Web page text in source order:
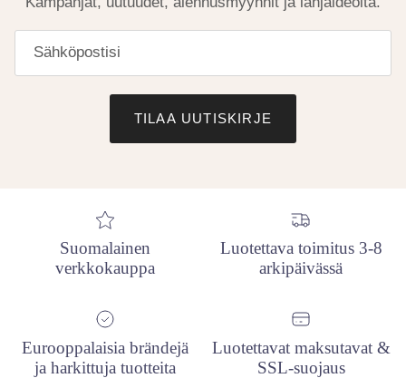
TILAA UUTISKIRJE
Suomalainen
verkkokauppa
Luotettava toimitus 3-8
arkipäivässä
Eurooppalaisia brändejä
ja harkittuja tuotteita
Luotettavat maksutavat &
SSL-suojaus